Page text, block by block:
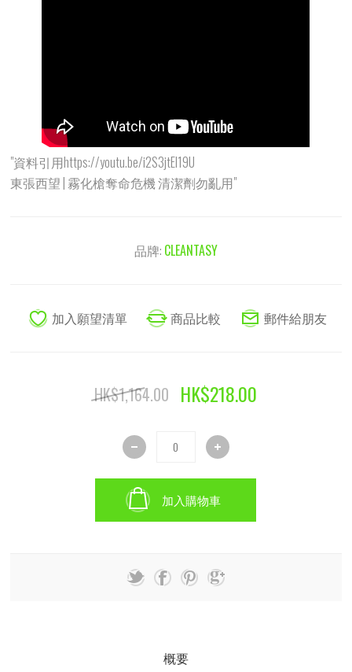
"資料引用https://youtu.be/i2S3jtEI19U
東張西望 | 霧化槍奪命危機 清潔劑勿亂用"
品牌: CLEANTASY
HK$1,164.00 HK$218.00
加入購物車
概要